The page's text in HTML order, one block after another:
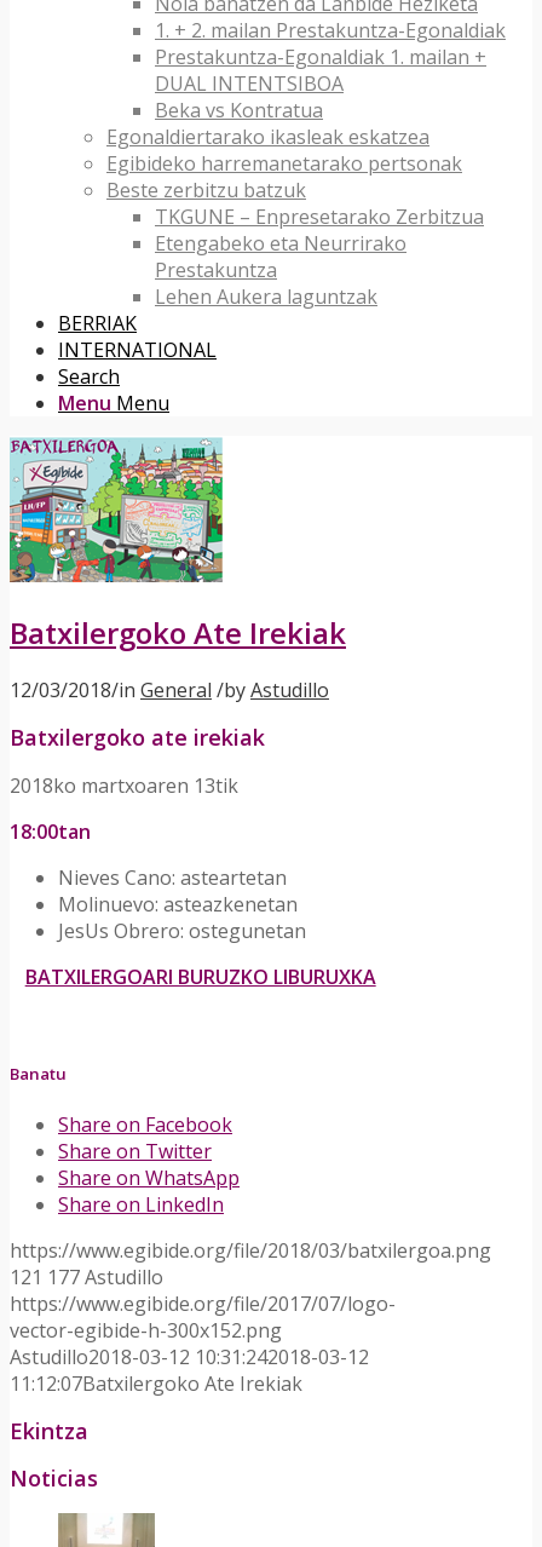
1. + 2. mailan Prestakuntza-Egonaldiak
Prestakuntza-Egonaldiak 1. mailan +
DUAL INTENTSIBOA
Beka vs Kontratua
Egonaldiertarako ikasleak eskatzea
Egibideko harremanetarako pertsonak
Beste zerbitzu batzuk
TKGUNE – Enpresetarako Zerbitzua
Etengabeko eta Neurrirako
Prestakuntza
Lehen Aukera laguntzak
BERRIAK
INTERNATIONAL
Search
Menu Menu
Batxilergoko Ate Irekiak
12/03/2018/in General /byAstudillo
Batxilergoko ate irekiak
2018ko martxoaren 13tik
18:00tan
Nieves Cano: asteartetan
Molinuevo: asteazkenetan
JesUs Obrero: ostegunetan
BATXILERGOARI BURUZKO LIBURUXKA
Banatu
Share on Facebook
Share on Twitter
Share on WhatsApp
Share on LinkedIn
https://www.egibide.org/file/2018/03/batxilergoa.png
121 177Astudillo
https://www.egibide.org/file/2017/07/logo-
vector-egibide-h-300x152.png
Astudillo2018-03-12 10:31:242018-03-12
11:12:07Batxilergoko Ate Irekiak
Ekintza
Noticias